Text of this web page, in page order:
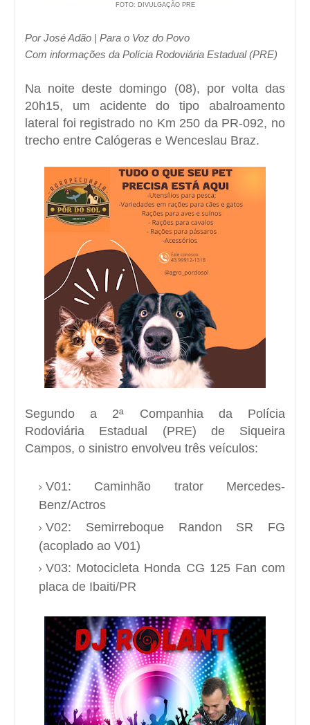
FOTO: DIVULGAÇÃO PRE
Por José Adão | Para o Voz do Povo
Com informações da Polícia Rodoviária Estadual (PRE)
Na noite deste domingo (08), por volta das
20h15, um acidente do tipo abalroamento
lateral foi registrado no Km 250 da PR-092, no
trecho entre Calógeras e Wenceslau Braz.
Segundo a 2ª Companhia da Polícia
Rodoviária Estadual (PRE) de Siqueira
Campos, o sinistro envolveu três veículos:
V01: Caminhão trator Mercedes-
Benz/Actros
V02: Semirreboque Randon SR FG
(acoplado ao V01)
V03: Motocicleta Honda CG 125 Fan com
placa de Ibaiti/PR